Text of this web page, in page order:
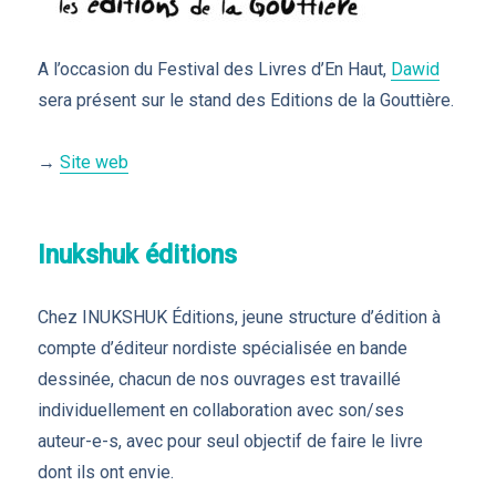
A l’occasion du Festival des Livres d’En Haut, Dawid
sera présent sur le stand des Editions de la Gouttière.
→Site web
Inukshuk éditions
Chez INUKSHUK Éditions, jeune structure d’édition à
compte d’éditeur nordiste spécialisée en bande
dessinée, chacun de nos ouvrages est travaillé
individuellement en collaboration avec son/ses
auteur-e-s, avec pour seul objectif de faire le livre
dont ils ont envie.